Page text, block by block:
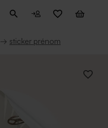
→ sticker prénom